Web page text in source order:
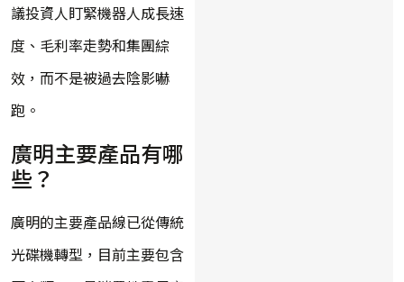
議投資人盯緊機器人成長速
度、毛利率走勢和集團綜
效，而不是被過去陰影嚇
跑。
廣明主要產品有哪
些？
廣明的主要產品線已從傳統
光碟機轉型，目前主要包含